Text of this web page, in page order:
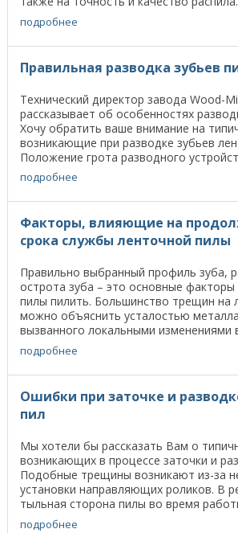
подробнее
Правильная разводка зубьев
Технический директор завода Wood-
рассказывает об особенностях
Хочу обратить ваше внимание на
возникающие при разводке зубьев
Положение грота разводного
подробнее
Факторы, влияющие на
срока службы ленточной пилы
Правильно выбранный профиль зуба,
острота зуба – это основные факторы
пилы пилить. Большинство трещин на
можно объяснить усталостью металла
вызванного локальными изменениями
подробнее
Ошибки при заточке и
пил
Мы хотели бы рассказать Вам о
возникающих в процессе заточки и
Подобные трещины возникают из-за
установки направляющих роликов. В
тыльная сторона пилы во время
трется о ...
подробнее